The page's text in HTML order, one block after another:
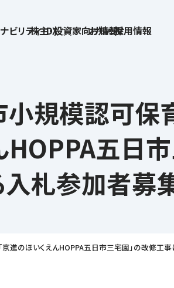
お知らせ
が目指す姿
関係会社
事業
ィア公式アカウント
ライフキャリアや就業 を
ビリティ・DX
組み
ンス方針
基本方針
安全と安
安全・安心
メッセ
株主・投資家向け情報
ージャーポリシー
採用情報
）募集
用
業 採用
小規模認可保
HOPPA五日
札参加者募
京進のほいくえんHOPPA五日市三宅園」の改修工